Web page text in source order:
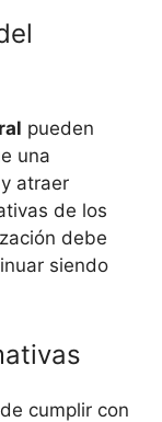
pueden
una
atraer
de los
debe
siendo
cumplir con